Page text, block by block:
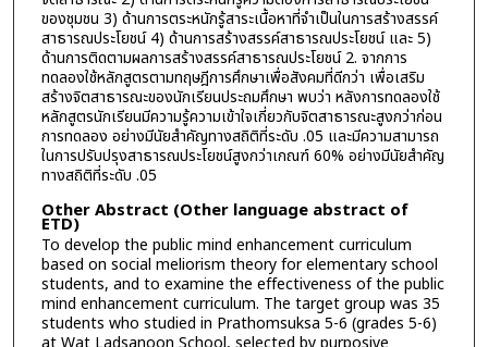
ของชุมชน 3) ด้านการตระหนักรู้สาระเนื้อหาที่จำเป็นในการสร้างสรรค์
สาธารณประโยชน์ 4) ด้านการสร้างสรรค์สาธารณประโยชน์ และ 5)
ด้านการติดตามผลการสร้างสรรค์สาธารณประโยชน์ 2. จากการ
ทดลองใช้หลักสูตรตามทฤษฎีการศึกษาเพื่อสังคมที่ดีกว่า เพื่อเสริม
สร้างจิตสาธารณะของนักเรียนประถมศึกษา พบว่า หลังการทดลองใช้
หลักสูตรนักเรียนมีความรู้ความเข้าใจเกี่ยวกับจิตสาธารณะสูงกว่าก่อน
การทดลอง อย่างมีนัยสำคัญทางสถิติที่ระดับ .05 และมีความสามารถ
ในการปรับปรุงสาธารณประโยชน์สูงกว่าเกณฑ์ 60% อย่างมีนัยสำคัญ
ทางสถิติที่ระดับ .05
Other Abstract (Other language abstract of
ETD)
To develop the public mind enhancement curriculum
based on social meliorism theory for elementary school
students, and to examine the effectiveness of the public
mind enhancement curriculum. The target group was 35
students who studied in Prathomsuksa 5-6 (grades 5-6)